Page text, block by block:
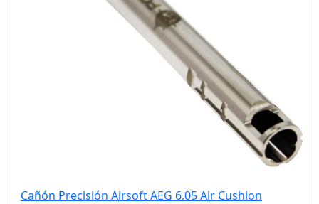
Cañón Precisión Airsoft AEG 6.05 Air Cushion